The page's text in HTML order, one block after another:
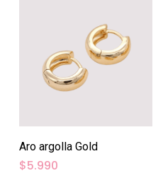
Aro argolla Gold
$5.990